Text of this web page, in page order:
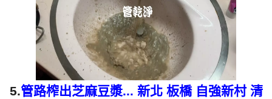
如是藍色的水，是因...
5.管路榨出芝麻豆漿... 新北 板橋 自強新村 清